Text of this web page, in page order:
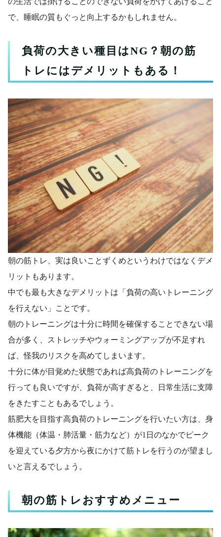
で、睡眠の質もぐっと向上するかもしれません。
負荷の大きい種目はNG？朝の筋
トレにはデメリットもある！
朝の筋トレ、実は良いことずくめというわけではなくデメ
リットもあります。
中でも最も大きなデメリットは「負荷の高いトレーニング
を行えない」ことです。
朝のトレーニングは十分に時間を確保することできない場
合が多く、ストレッチやウォーミングアップが不足すれ
ば、怪我のリスクを高めてしまいます。
十分に体が目覚めた状態であれば高負荷のトレーニングを
行っても良いですが、負荷が高すぎると、日常生活に支障
をきたすこともあるでしょう。
筋肥大を目指す高負荷のトレーニングを行いたい方は、身
体機能（体温・肺活量・筋力など）が1日のなかでピーク
を迎えている夕方から夜にかけて筋トレを行うのが望まし
いと言えるでしょう。
朝の筋トレおすすめメニュー